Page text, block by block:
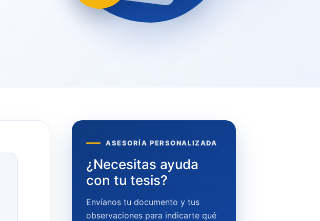
ASESORÍA PERSONALIZADA
¿Necesitas ayuda
con tu tesis?
Envíanos tu documento y tus
observaciones para indicarte qué